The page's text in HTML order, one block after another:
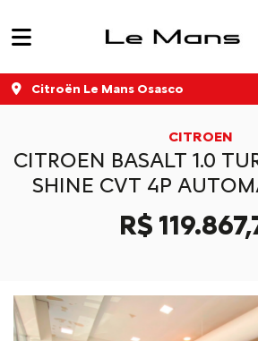
Citroën Le Mans Osasco
CITROEN
CITROEN BASALT 1.0
SHINE CVT 4P
R$